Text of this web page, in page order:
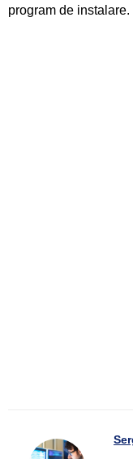
program de instalare.